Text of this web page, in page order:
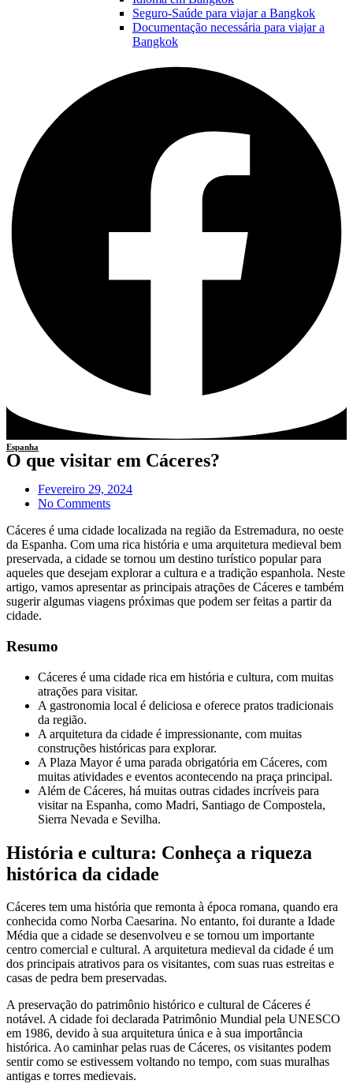
Seguro-Saúde para viajar a Bangkok
Documentação necessária para viajar a
Bangkok
Espanha
O que visitar em Cáceres?
Fevereiro 29, 2024
No Comments
Cáceres é uma cidade localizada na região da Estremadura, no oeste
da Espanha. Com uma rica história e uma arquitetura medieval bem
preservada, a cidade se tornou um destino turístico popular para
aqueles que desejam explorar a cultura e a tradição espanhola. Neste
artigo, vamos apresentar as principais atrações de Cáceres e também
sugerir algumas viagens próximas que podem ser feitas a partir da
cidade.
Resumo
Cáceres é uma cidade rica em história e cultura, com muitas
atrações para visitar.
A gastronomia local é deliciosa e oferece pratos tradicionais
da região.
A arquitetura da cidade é impressionante, com muitas
construções históricas para explorar.
A Plaza Mayor é uma parada obrigatória em Cáceres, com
muitas atividades e eventos acontecendo na praça principal.
Além de Cáceres, há muitas outras cidades incríveis para
visitar na Espanha, como Madri, Santiago de Compostela,
Sierra Nevada e Sevilha.
História e cultura: Conheça a riqueza
histórica da cidade
Cáceres tem uma história que remonta à época romana, quando era
conhecida como Norba Caesarina. No entanto, foi durante a Idade
Média que a cidade se desenvolveu e se tornou um importante
centro comercial e cultural. A arquitetura medieval da cidade é um
dos principais atrativos para os visitantes, com suas ruas estreitas e
casas de pedra bem preservadas.
A preservação do patrimônio histórico e cultural de Cáceres é
notável. A cidade foi declarada Patrimônio Mundial pela UNESCO
em 1986, devido à sua arquitetura única e à sua importância
histórica. Ao caminhar pelas ruas de Cáceres, os visitantes podem
sentir como se estivessem voltando no tempo, com suas muralhas
antigas e torres medievais.